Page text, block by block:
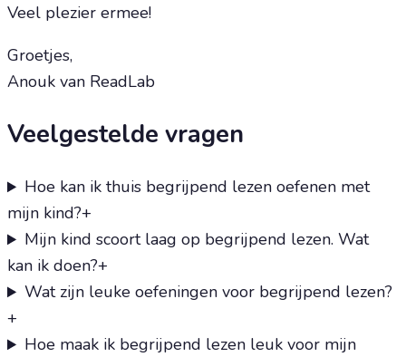
Veel plezier ermee!
Groetjes,
Anouk van ReadLab
Veelgestelde vragen
Hoe kan ik thuis begrijpend lezen oefenen met
mijn kind?+
Mijn kind scoort laag op begrijpend lezen. Wat
kan ik doen?+
Wat zijn leuke oefeningen voor begrijpend lezen?
+
Hoe maak ik begrijpend lezen leuk voor mijn